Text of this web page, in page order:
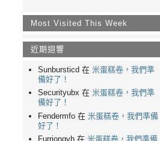
Most Visited This Week
近期迴響
Sunbursticd 在 米蛋糕卷，我們準
備好了！
Securityubx 在 米蛋糕卷，我們準
備好了！
Fendermfo 在 米蛋糕卷，我們準備
好了！
Furriongyh 在 米蛋糕卷，我們準備